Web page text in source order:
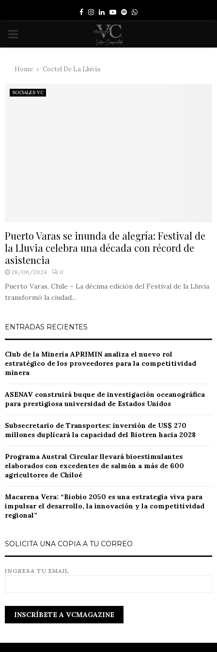
Facebook
Instagram
LinkedinYoutube
SpotifyWhatsapp
PRIMARY
Home Coctel De La Lluvia
SOCIALES VC
Puerto Varas se inunda de alegría: Festival de
la Lluvia celebra una década con récord de
asistencia
28/06/2024 0
Puerto Varas, Chile – La décima edición del Festival de la Lluvia
transformó la ciudad...
ENTRADAS RECIENTES
Club de la Minería APRIMIN analiza el nuevo rol
estratégico de los proveedores para la competitividad
minera
ASENAV construirá buque de investigación oceanográfica
para prestigiosa universidad de Estados Unidos
Subsecretario de Transportes: inversión de US$ 270
millones duplicará la capacidad del Biotren hacia 2028
Programa Austral Circular llevará bioestimulantes
elaborados con excedentes de salmón a más de 600
agricultores de Chiloé
Macarena Vera: “Biobío 2050 es una estrategia viva para
impulsar el desarrollo, la innovación y la competitividad
regional”
SOLICITA UNA COPIA A TU CORREO
INGRESA TU EMAIL